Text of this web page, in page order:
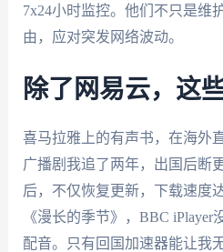
7x24小时监控。他们不只是维
由，应对突发网络波动。
除了网易云，这
喜马拉雅上的有声书，在海外
广播剧我追了两年，出国后断
后，不仅恢复更新，下载速度
《漫长的季节》，BBC
配音。只有回国加速器能让我